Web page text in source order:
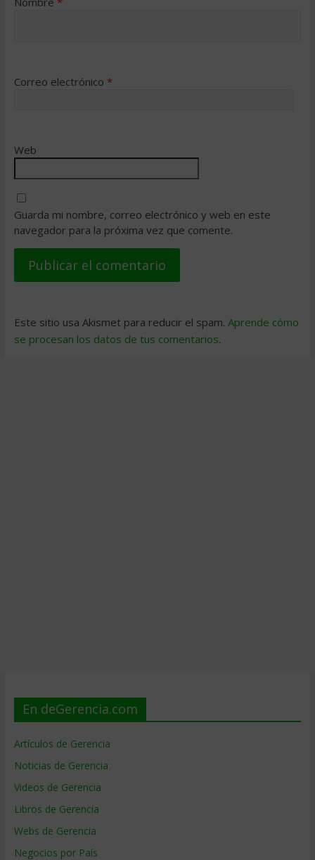
Correo electrónico *
Web
Guarda mi nombre, correo electrónico y web en este
navegador para la próxima vez que comente.
Este sitio usa Akismet para reducir el spam. Aprende cómo
se procesan los datos de tus comentarios.
En deGerencia.com
Artículos de Gerencia
Noticias de Gerencia
Videos de Gerencia
Libros de Gerencia
Webs de Gerencia
Negocios por País